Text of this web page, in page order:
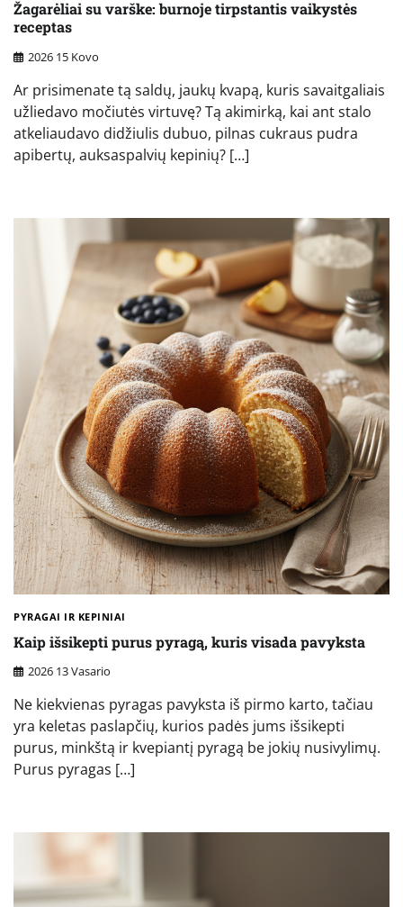
Žagarėliai su varške: burnoje tirpstantis vaikystės
receptas
2026 15 Kovo
Ar prisimenate tą saldų, jaukų kvapą, kuris savaitgaliais
užliedavo močiutės virtuvę? Tą akimirką, kai ant stalo
atkeliaudavo didžiulis dubuo, pilnas cukraus pudra
apibertų, auksaspalvių kepinių? […]
PYRAGAI IR KEPINIAI
Kaip išsikepti purus pyragą, kuris visada pavyksta
2026 13 Vasario
Ne kiekvienas pyragas pavyksta iš pirmo karto, tačiau
yra keletas paslapčių, kurios padės jums išsikepti
purus, minkštą ir kvepiantį pyragą be jokių nusivylimų.
Purus pyragas […]